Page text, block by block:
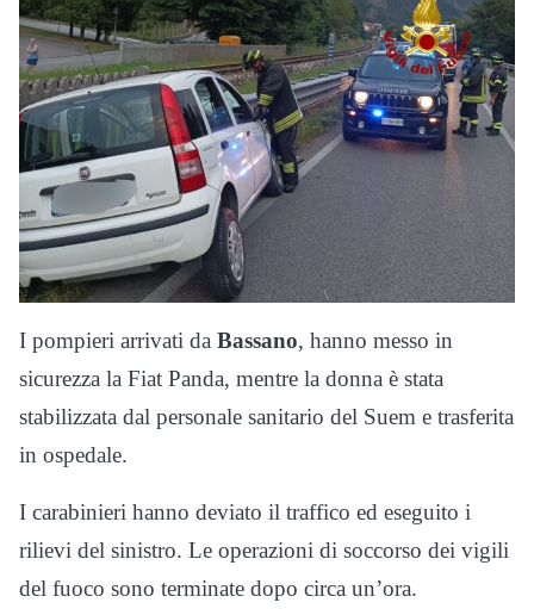
I pompieri arrivati da Bassano, hanno messo in
sicurezza la Fiat Panda, mentre la donna è stata
stabilizzata dal personale sanitario del Suem e trasferita
in ospedale.
I carabinieri hanno deviato il traffico ed eseguito i
rilievi del sinistro. Le operazioni di soccorso dei vigili
del fuoco sono terminate dopo circa un’ora.